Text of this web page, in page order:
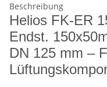
Beschreibung
Helios FK-ER
Endst.
DN 125 mm –